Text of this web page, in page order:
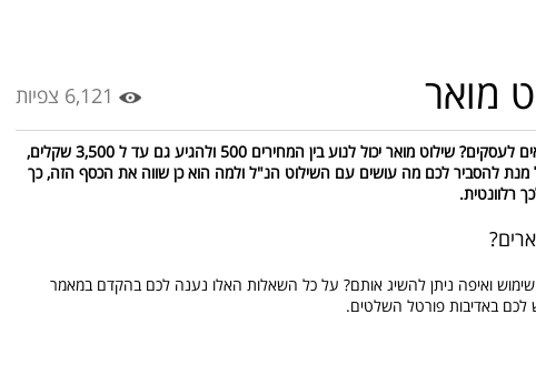
מואר 6,121 צפיות
אז מהו המחיר עבור שילוט מואר המתאים לעסקים? שילוט מואר יכול לנוע בין המחירים 500 ולהגיע גם עד ל 3,500 שקלים,
מנת להסביר לכם מה עושים עם השילוט הנ"ל ולמה הוא כן שווה את הכסף הזה, כך
רלוונטית.
ואיפה ניתן להשיג אותם? על כל השאלות האלו נענה לכם בהקדם במאמר
באדיבות פורטל השלטים.